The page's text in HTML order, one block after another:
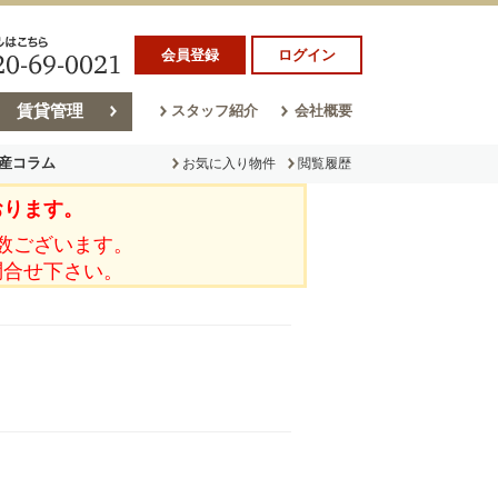
会員登録 ログイン
賃貸管理 スタッフ紹介 会社概要
コラム
ム
お気に入り物件 閲覧履歴
ます。
ざいます。
せ下さい。